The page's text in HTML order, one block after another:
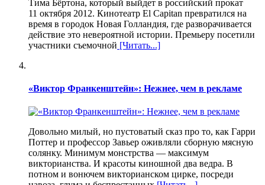
Тима Бёртона, который выйдет в российский прокат
11 октября 2012. Кинотеатр El Capitan превратился на
время в городок Новая Голландия, где разворачивается
действие это невероятной истории. Премьеру посетили
участники съемочной [Читать...]
«Виктор Франкенштейн»: Нежнее, чем в рекламе
Довольно милый, но пустоватый сказ про то, как Гарри
Поттер и профессор Завьер оживляли сборную мясную
солянку. Минимум монстрства — максимум
викторианства. И красоты киношной два ведра. В
потном и вонючем викторианском цирке, посреди